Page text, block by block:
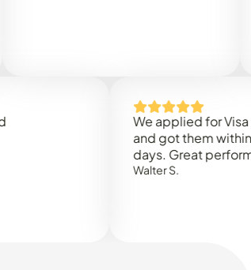
We applied for Visa to
and got them within 3
days. Great performance!
Walter S.